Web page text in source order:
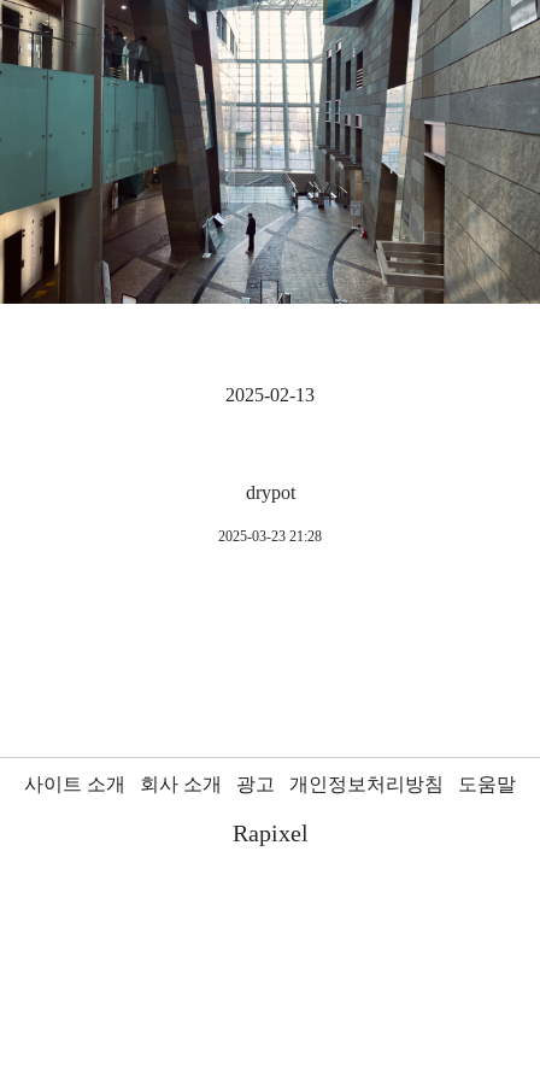
2025-02-13
drypot
2025-03-23 21:28
사이트 소개 회사 소개 광고 개인정보처리방침 도움말
Rapixel